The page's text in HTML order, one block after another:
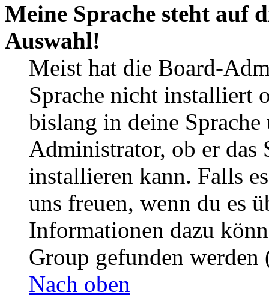
Meine Sprache steht auf
Auswahl!
Meist hat die Board-
Sprache nicht installiert
bislang in deine
Administrator, ob er das
installieren kann. Falls
uns freuen, wenn du es
Informationen dazu
Group gefunden
Nach oben